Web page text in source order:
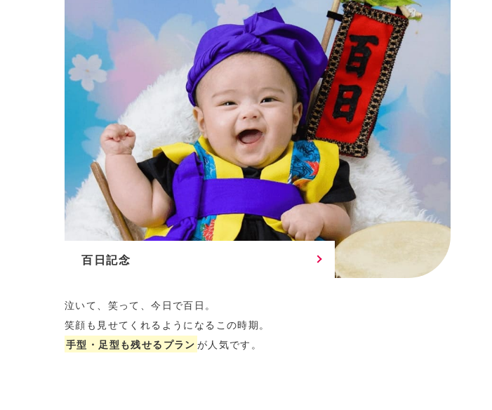
百日記念
泣いて、笑って、今日で百日。
笑顔も見せてくれるようになるこの時期。
手型・足型も残せるプラン が人気です。